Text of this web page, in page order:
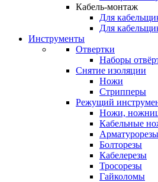
Кабель-монтаж
Для
Для
Инструменты
Отвертки
Наборы
Снятие изоляции
Ножи
Стрипперы
Режущий
Ножи,
Кабельные
Арматурорезы
Болторезы
Кабелерезы
Тросорезы
Гайколомы